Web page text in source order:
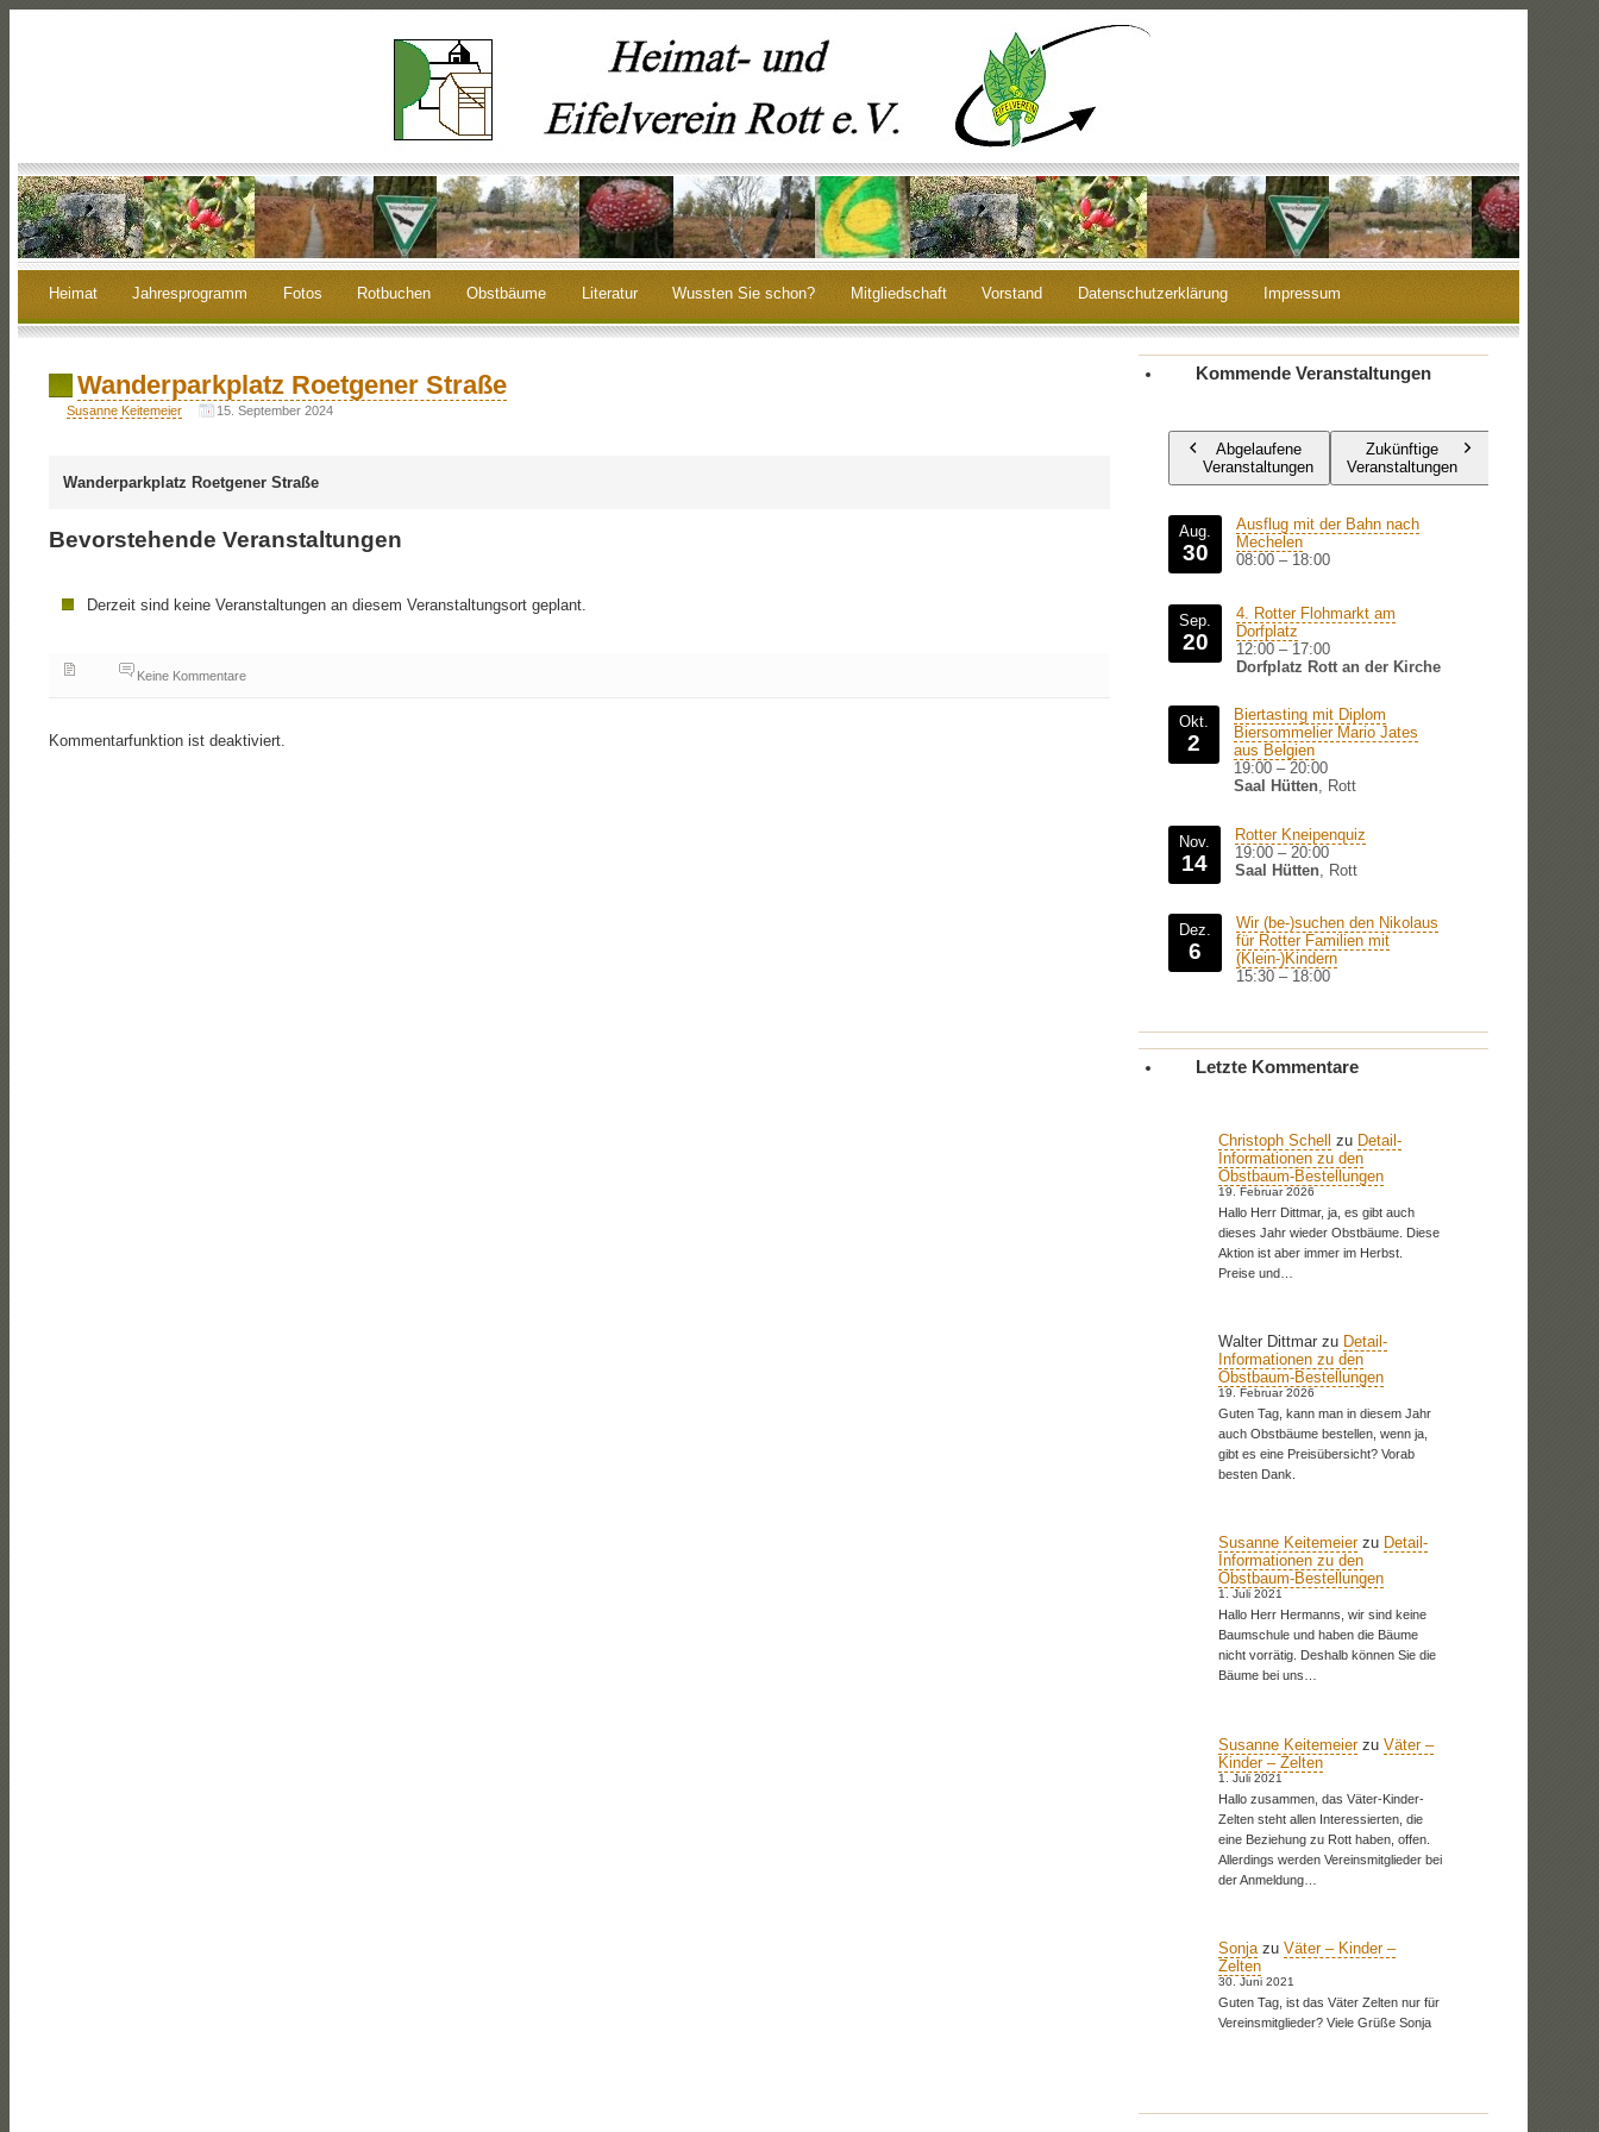
Heimat Jahresprogramm Fotos Rotbuchen Obstbäume Literatur Wussten Sie schon? Mitgliedschaft Vorstand Datenschutzerklärung Impressum
Wanderparkplatz Roetgener Straße
Susanne Keitemeier 15. September 2024
Wanderparkplatz Roetgener Straße
Bevorstehende Veranstaltungen
Derzeit sind keine Veranstaltungen an diesem Veranstaltungsort geplant.
Keine Kommentare
Kommentarfunktion ist deaktiviert.
Kommende Veranstaltungen
Abgelaufene
Veranstaltungen
Zukünftige
Veranstaltungen
Aug.
30
Ausflug mit der Bahn nach
Mechelen
08:00 – 18:00
Sep.
20
4. Rotter Flohmarkt am
Dorfplatz
12:00 – 17:00
Dorfplatz Rott an der Kirche
Okt.
2
Biertasting mit Diplom
Biersommelier Mario Jates
aus Belgien
19:00 – 20:00
Saal Hütten, Rott
Nov.
14
Rotter Kneipenquiz
19:00 – 20:00
Saal Hütten , Rott
Dez.
6
Wir (be-)suchen den Nikolaus
für Rotter Familien mit
(Klein-)Kindern
15:30 – 18:00
Letzte Kommentare
Christoph Schell zu Detail-
Informationen zu den
Obstbaum-Bestellungen
19. Februar 2026
Hallo Herr Dittmar, ja, es gibt auch
dieses Jahr wieder Obstbäume. Diese
Aktion ist aber immer im Herbst.
Preise und…
Walter Dittmarzu Detail-
Informationen zu den
Obstbaum-Bestellungen
19. Februar 2026
Guten Tag, kann man in diesem Jahr
auch Obstbäume bestellen, wenn ja,
gibt es eine Preisübersicht? Vorab
besten Dank.
Susanne Keitemeierzu Detail-
Informationen zu den
Obstbaum-Bestellungen
1. Juli 2021
Hallo Herr Hermanns, wir sind keine
Baumschule und haben die Bäume
nicht vorrätig. Deshalb können Sie die
Bäume bei uns…
Susanne Keitemeierzu Väter –
Kinder – Zelten
1. Juli 2021
Hallo zusammen, das Väter-Kinder-
Zelten steht allen Interessierten, die
eine Beziehung zu Rott haben, offen.
Allerdings werden Vereinsmitglieder bei
der Anmeldung…
Sonjazu Väter – Kinder –
Zelten
30. Juni 2021
Guten Tag, ist das Väter Zelten nur für
Vereinsmitglieder? Viele Grüße Sonja